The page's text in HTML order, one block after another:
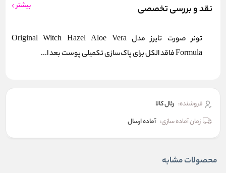
نقد و بررسی تخصصی بیشتر
تونر صورت تایرز مدل Original Witch Hazel Aloe Vera
Formula فاقد الکل برای پاک‌سازی تکمیلی پوست بعد ا...
فروشنده: رئال كالا
زمان آماده سازی: آماده ارسال
محصولات مشابه